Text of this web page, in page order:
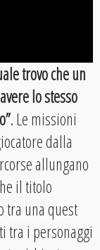
trovo che un
lo stesso
. Le missioni
dalla
allungano
il titolo
tra una quest
tra i personaggi